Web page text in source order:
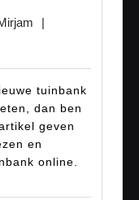
Mama
|
tuinbank
dan ben
geven
en
online.